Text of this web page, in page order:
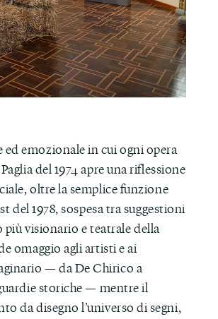
emozionale in cui ogni opera
del 1974 apre una riflessione
oltre la semplice funzione
del 1978, sospesa tra suggestioni
visionario e teatrale della
omaggio agli artisti e ai
— da De Chirico a
storiche — mentre il
da disegno l’universo di segni,